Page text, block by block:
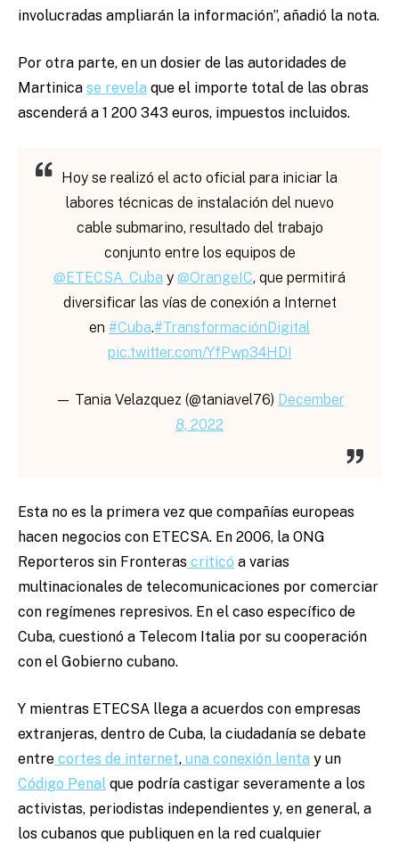
involucradas ampliarán la información”, añadió la nota.
Por otra parte, en un dosier de las autoridades de
Martinica se revela que el importe total de las obras
ascenderá a 1 200 343 euros, impuestos incluidos.
Hoy se realizó el acto oficial para iniciar la
labores técnicas de instalación del nuevo
cable submarino, resultado del trabajo
conjunto entre los equipos de
@ETECSA_Cuba y @OrangeIC, que permitirá
diversificar las vías de conexión a Internet
en #Cuba.#TransformaciónDigital
pic.twitter.com/YfPwp34HDI
— Tania Velazquez (@taniavel76) December
8, 2022
Esta no es la primera vez que compañías europeas
hacen negocios con ETECSA. En 2006, la ONG
Reporteros sin Fronteras criticó a varias
multinacionales de telecomunicaciones por comerciar
con regímenes represivos. En el caso específico de
Cuba, cuestionó a Telecom Italia por su cooperación
con el Gobierno cubano.
Y mientras ETECSA llega a acuerdos con empresas
extranjeras, dentro de Cuba, la ciudadanía se debate
entre cortes de internet, una conexión lenta y un
Código Penal que podría castigar severamente a los
activistas, periodistas independientes y, en general, a
los cubanos que publiquen en la red cualquier